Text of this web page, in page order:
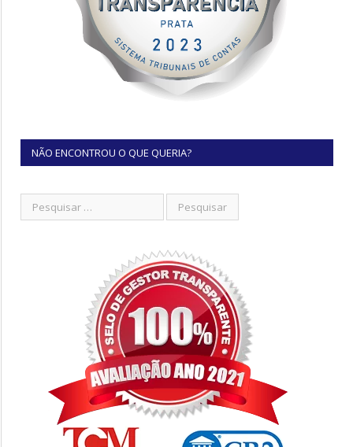
NÃO ENCONTROU O QUE QUERIA?